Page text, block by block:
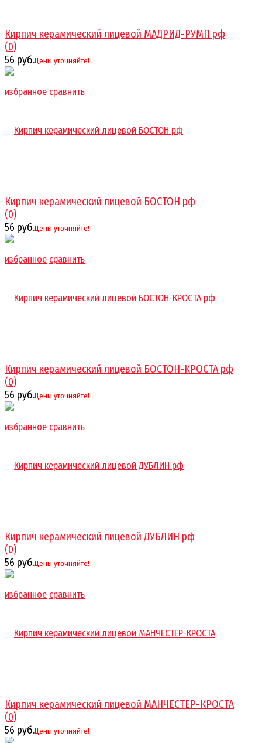
избранное сравнить
Кирпич керамический лицевой МАДРИД-РУМП рф
(0)
56 руб.Цены уточняйте!
избранное сравнить
Кирпич керамический лицевой БОСТОН рф
(0)
56 руб.Цены уточняйте!
избранное сравнить
Кирпич керамический лицевой БОСТОН-КРОСТА рф
(0)
56 руб.Цены уточняйте!
избранное сравнить
Кирпич керамический лицевой ДУБЛИН рф
(0)
56 руб.Цены уточняйте!
Кирпич керамический лицевой МАНЧЕСТЕР-КРОСТА
(0)
56 руб.Цены уточняйте!